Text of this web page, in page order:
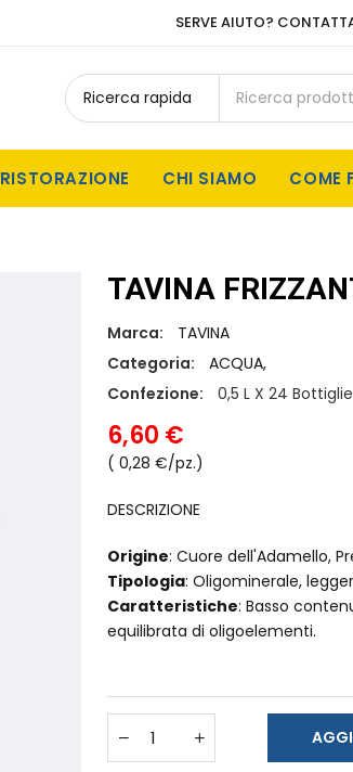
SERVE AIUTO?
RISTORAZIONE CHI SIAMO COME
TAVINA
Marca:
TAVINA
Categoria:
ACQUA,
Confezione:
0,5 L X 24 Bottiglie
6,60 €
( 0,28 €/pz.)
DESCRIZIONE
Origine: Cuore dell'Adamello,
Tipologia: Oligominerale,
Caratteristiche: Basso
equilibrata di oligoelementi.